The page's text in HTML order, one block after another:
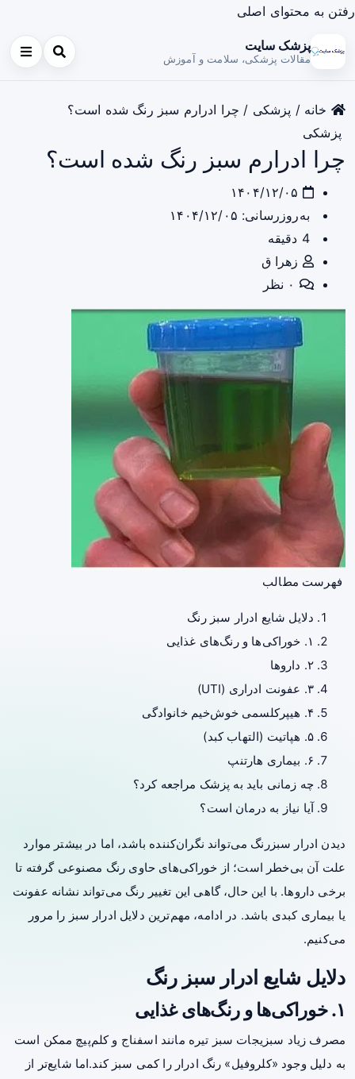
رفتن به محتوای اصلی
پزشک سایت
مقالات پزشکی، سلامت و آموزش
خانه / پزشکی / چرا ادرارم سبز رنگ شده است؟
پزشکی
چرا ادرارم سبز رنگ شده است؟
به‌روزرسانی: ۱۴۰۴/۱۲/۰۵
4 دقیقه
زهرا ق
فهرست مطالب
دلایل شایع ادرار سبز رنگ
۱. خوراکی‌ها و رنگ‌های غذایی
۲. داروها
۳. عفونت ادراری (UTI)
۴. هیپرکلسمی خوش‌خیم خانوادگی
۵. هپاتیت (التهاب کبد)
۶. بیماری هارتنپ
چه زمانی باید به پزشک مراجعه کرد؟
آیا نیاز به درمان است؟
دیدن ادرار سبزرنگ می‌تواند نگران‌کننده باشد، اما در بیشتر موارد
علت آن بی‌خطر است؛ از خوراکی‌های حاوی رنگ مصنوعی گرفته تا
برخی داروها. با این حال، گاهی این تغییر رنگ می‌تواند نشانه عفونت
یا بیماری کبدی باشد. در ادامه، مهم‌ترین دلایل ادرار سبز را مرور
می‌کنیم.
دلایل شایع ادرار سبز رنگ
۱. خوراکی‌ها و رنگ‌های غذایی
مصرف زیاد سبزیجات سبز تیره مانند اسفناج و کلم‌پیچ ممکن است
به دلیل وجود «کلروفیل» رنگ ادرار را کمی سبز کند.اما شایع‌تر از